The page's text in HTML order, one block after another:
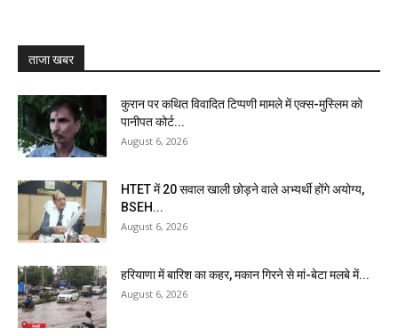
ताजा खबर
कुरान पर कथित विवादित टिप्पणी मामले में एक्स-मुस्लिम को
पानीपत कोर्ट...
August 6, 2026
HTET में 20 सवाल खाली छोड़ने वाले अभ्यर्थी होंगे अयोग्य,
BSEH...
August 6, 2026
हरियाणा में बारिश का कहर, मकान गिरने से मां-बेटा मलबे में...
August 6, 2026